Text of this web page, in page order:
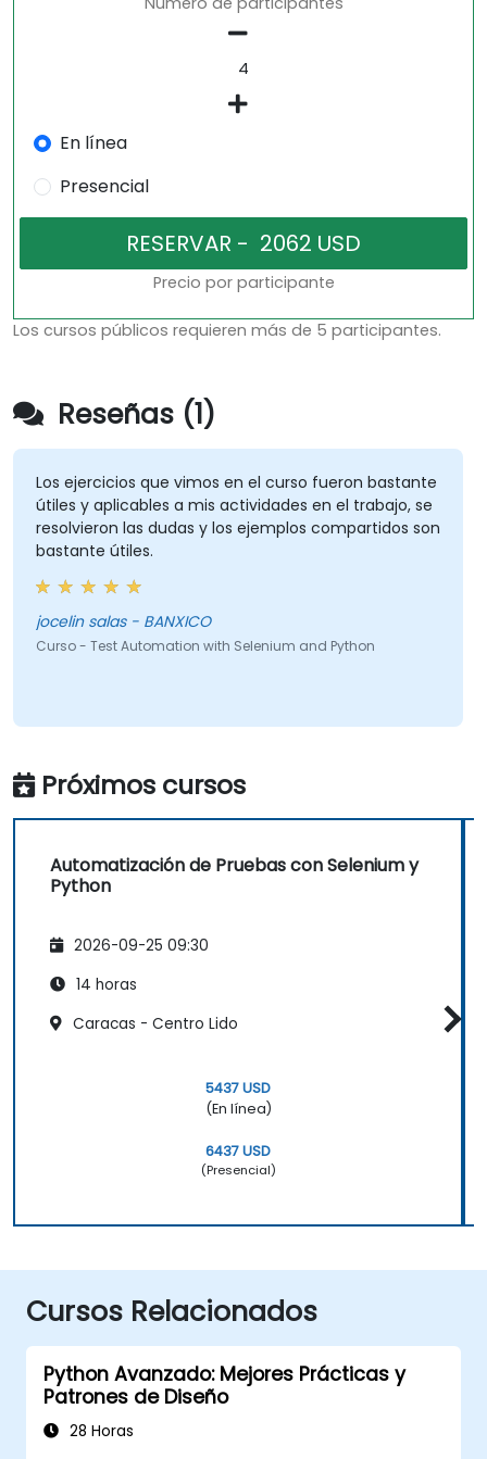
En línea
Presencial
Precio por participante
Los cursos públicos requieren más de 5 participantes.
Reseñas (1)
Los ejercicios que vimos en el curso fueron bastante
útiles y aplicables a mis actividades en el trabajo, se
resolvieron las dudas y los ejemplos compartidos son
bastante útiles.
jocelin salas - BANXICO
Curso - Test Automation with Selenium and Python
Próximos cursos
Automatización de Pruebas con Selenium y
Python
2026-09-25 09:30
14 horas
Caracas - Centro Lido
5437 USD
(En línea)
6437 USD
(Presencial)
Cursos Relacionados
Python Avanzado: Mejores Prácticas y
Patrones de Diseño
28 Horas